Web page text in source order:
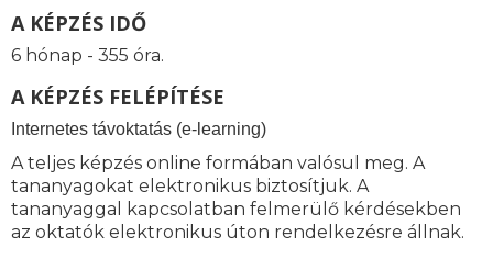
A KÉPZÉS IDŐ
6 hónap - 355 óra.
A KÉPZÉS FELÉPÍTÉSE
nternetes távoktatás (e-learning)
A teljes képzés online formában valósul meg. A
tananyagokat elektronikus biztosítjuk. A
tananyaggal kapcsolatban felmerülő kérdésekben
az oktatók elektronikus úton rendelkezésre állnak.